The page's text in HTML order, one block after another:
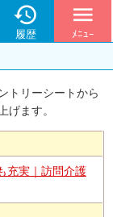

履歴
menu
ﾒﾆｭｰ
トリーシートから
げます。
充実｜訪問介護